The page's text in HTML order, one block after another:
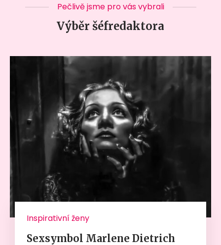
Pečlivě jsme pro vás vybrali
Výběr šéfredaktora
Inspirativní ženy
Sexsymbol Marlene Dietrich